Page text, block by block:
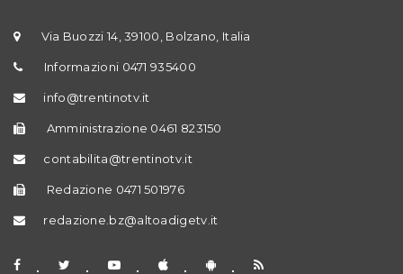
Via Buozzi 14, 39100, Bolzano, Italia
Informazioni 0471 935400
info@trentinotv.it
Amministrazione 0461 823150
contabilita@trentinotv.it
Redazione 0471 501976
redazione.bz@altoadigetv.it